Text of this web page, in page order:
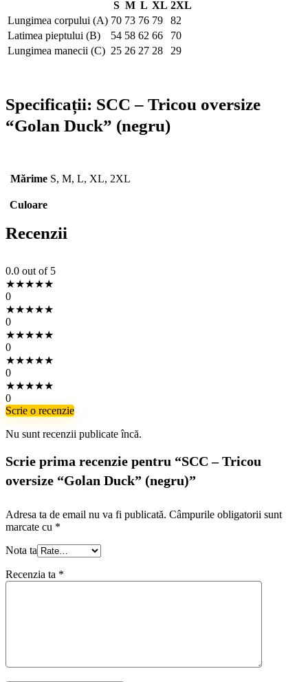
S M L XL 2XL
Lungimea corpului (A) 70 73 76 79
82
Latimea pieptului (B)
54 58 62 66
70
Lungimea manecii (C) 25 26 27 28 29
Specificații: SCC – Tricou oversize
“Golan Duck” (negru)
Mărime S, M, L, XL, 2XL
Culoare
Recenzii
0.0 out of 5
★★★★★
0
★★★★★
0
★★★★★
0
★★★★★
0
★★★★★
0
Scrie o recenzie
Nu sunt recenzii publicate încă.
Scrie prima recenzie pentru “SCC – Tricou
oversize “Golan Duck” (negru)”
Adresa ta de email nu va fi publicată. Câmpurile obligatorii sunt
marcate cu *
Nota ta
Recenzia ta *